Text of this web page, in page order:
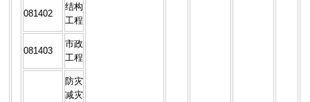
081402
结构
工程
081403
市政
工程
防灾
减灾